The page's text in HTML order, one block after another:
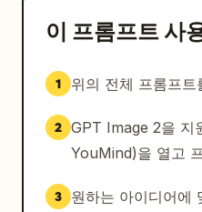
이 프롬프트 사
1 위의 전체 프롬프트
2 GPT Image 2을 지
YouMind)을 열고
3
원하는 아이디어에